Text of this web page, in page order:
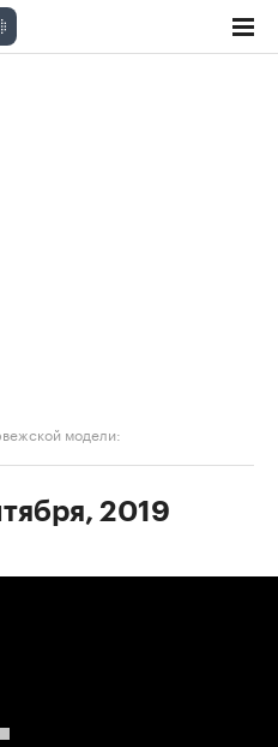
модели:
2019